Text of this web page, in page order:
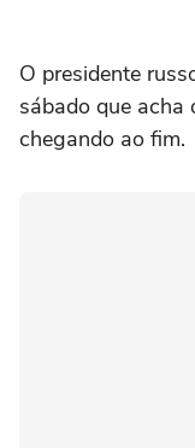
O ‌presidente
sábado que acha
chegando ao fim.